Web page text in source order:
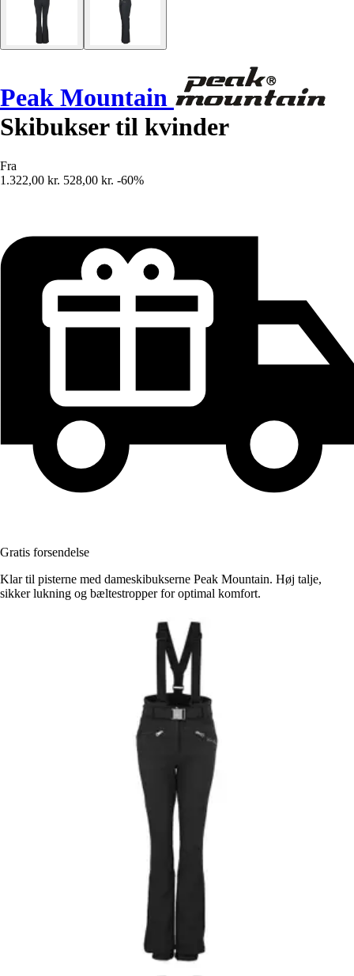
Peak Mountain
Skibukser til kvinder
Fra
1.322,00 kr. 528,00 kr. -60%
Gratis forsendelse
Klar til pisterne med dameskibukserne Peak Mountain. Høj talje,
sikker lukning og bæltestropper for optimal komfort.